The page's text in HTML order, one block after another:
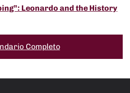
Leonardo and the History
Completo